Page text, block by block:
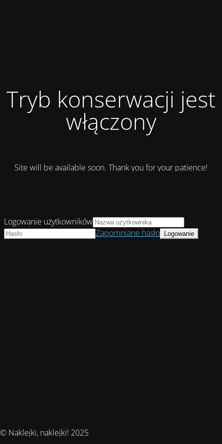
Tryb konserwacji jest
włączony
Site will be available soon. Thank you for your patience!
© Naklejki, naklejki! 2025
Logowanie użytkowników
Zapomniane hasło